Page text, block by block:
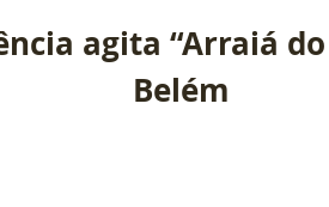
agita “Arraiá
Belém